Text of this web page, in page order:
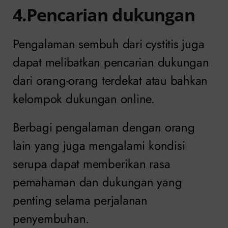
4.Pencarian dukungan
Pengalaman sembuh dari cystitis juga
dapat melibatkan pencarian dukungan
dari orang-orang terdekat atau bahkan
kelompok dukungan online.
Berbagi pengalaman dengan orang
lain yang juga mengalami kondisi
serupa dapat memberikan rasa
pemahaman dan dukungan yang
penting selama perjalanan
penyembuhan.